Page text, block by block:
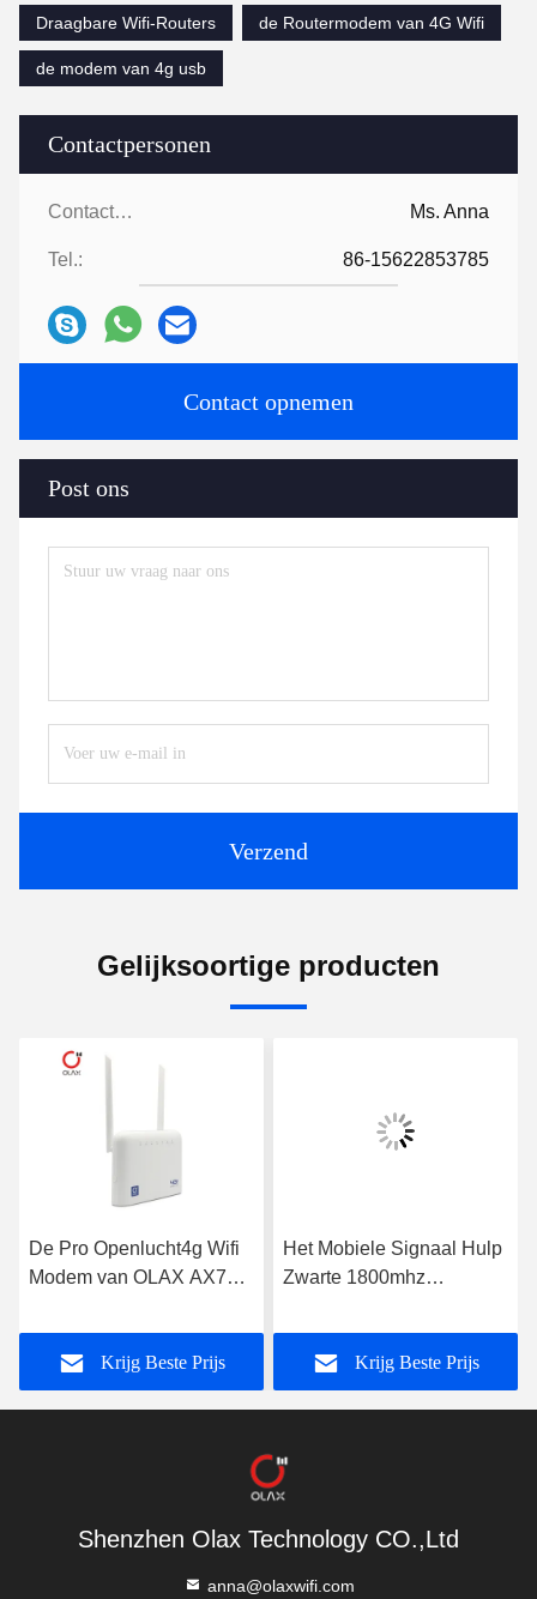
Contactpersonen
Contactpersonen: Ms. Anna
Tel.: 86-15622853785
Contact opnemen
Post ons
Verzend
Draagbare Wifi-Routers
de Routermodem van 4G Wifi
de modem van 4g usb
Gelijksoortige producten
De Pro Openlucht4g Wifi
Modem van OLAX AX7
5000mah 300mbps
Krijg Beste Prijs
Het Mobiele Signaal Hulp
Zwarte 1800mhz
OLAX WR01 4G LTE
Krijg Beste Prijs
Shenzhen Olax Technology CO.,Ltd
anna@olaxwifi.com